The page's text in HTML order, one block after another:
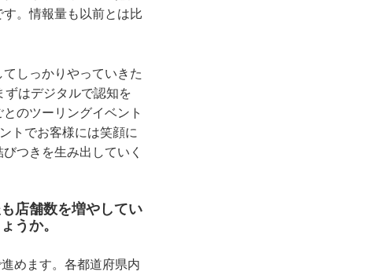
。情報量も以前とは比
しっかりやっていきた
はデジタルで認知を
のツーリングイベント
トでお客様には笑顔に
つきを生み出していく
店舗数を増やしてい
うか。
めます。各都道府県内